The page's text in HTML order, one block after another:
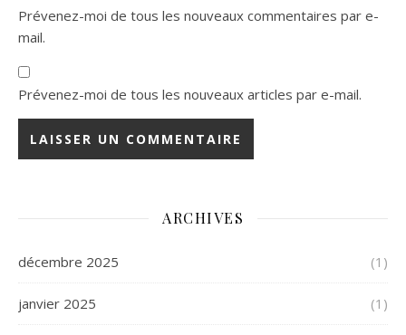
Prévenez-moi de tous les nouveaux commentaires par e-
mail.
Prévenez-moi de tous les nouveaux articles par e-mail.
ARCHIVES
décembre 2025 (1)
janvier 2025 (1)